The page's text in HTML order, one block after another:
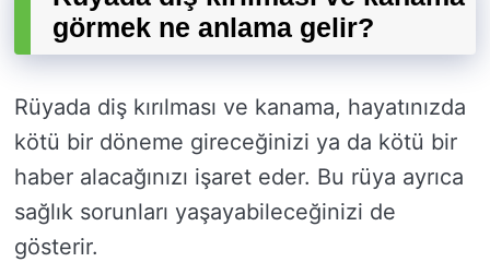
görmek ne anlama gelir?
Rüyada diş kırılması ve kanama, hayatınızda
kötü bir döneme gireceğinizi ya da kötü bir
haber alacağınızı işaret eder. Bu rüya ayrıca
sağlık sorunları yaşayabileceğinizi de
gösterir.